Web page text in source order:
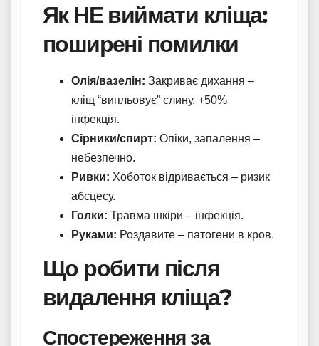
Як НЕ виймати кліща:
поширені помилки
Олія/вазелін: Закриває дихання –
кліщ “випльовує” слину, +50%
інфекція.
Сірники/спирт: Опіки, запалення –
небезпечно.
Ривки: Хоботок відривається – ризик
абсцесу.
Голки: Травма шкіри – інфекція.
Руками: Роздавите – патогени в кров.
Що робити після
видалення кліща?
Спостереження за